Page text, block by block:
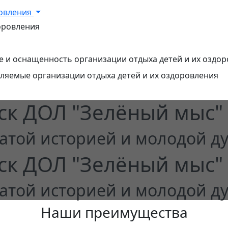
оснащенность организации отдыха детей и их
организации отдыха детей и их оздоровления
ДОЛ "Зелёный мыс"
историей и молодой
ДОЛ "Зелёный мыс"
историей и молодой
Наши преимущества